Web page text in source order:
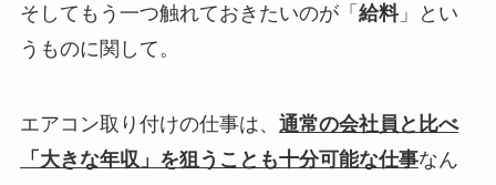
そしてもう一つ触れておきたいのが「 給料」とい
うものに関して。
エアコン取り付けの仕事は、 通常の会社員と比べ
「大きな年収」を狙うことも十分可能な仕事なん